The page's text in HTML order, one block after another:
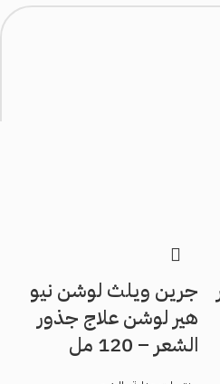
جرين ويلث لوشن نيو
هير لوشن علاج جذور
الشعر – 120 مل